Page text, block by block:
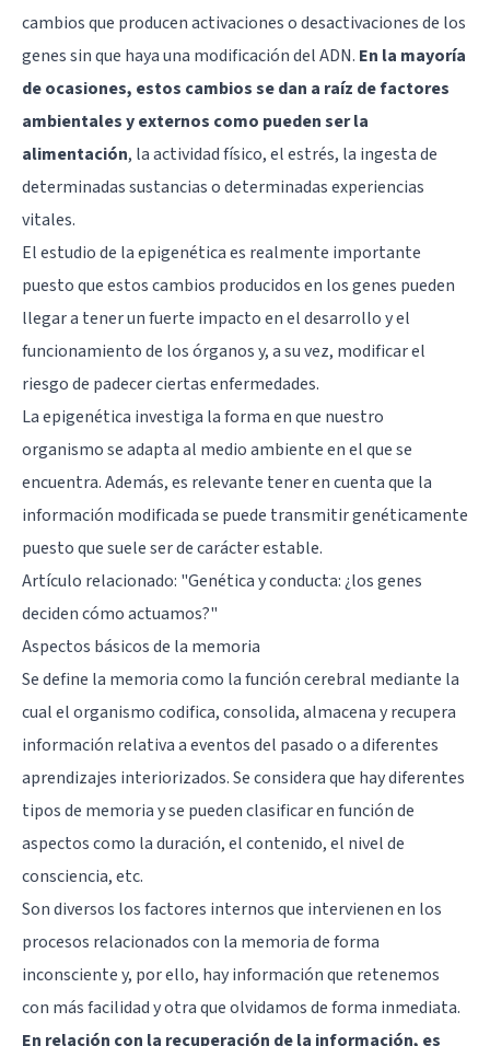
cambios que producen activaciones o desactivaciones de los
genes sin que haya una modificación del ADN. En la mayoría
de ocasiones, estos cambios se dan a raíz de factores
ambientales y externos como pueden ser la
alimentación, la actividad físico, el estrés, la ingesta de
determinadas sustancias o determinadas experiencias
vitales.
El estudio de la epigenética es realmente importante
puesto que estos cambios producidos en los genes pueden
llegar a tener un fuerte impacto en el desarrollo y el
funcionamiento de los órganos y, a su vez, modificar el
riesgo de padecer ciertas enfermedades.
La epigenética investiga la forma en que nuestro
organismo se adapta al medio ambiente en el que se
encuentra. Además, es relevante tener en cuenta que la
información modificada se puede transmitir genéticamente
puesto que suele ser de carácter estable.
Artículo relacionado: "Genética y conducta: ¿los genes
deciden cómo actuamos?"
Aspectos básicos de la memoria
Se define la memoria como la función cerebral mediante la
cual el organismo codifica, consolida, almacena y recupera
información relativa a eventos del pasado o a diferentes
aprendizajes interiorizados. Se considera que hay diferentes
tipos de memoria y se pueden clasificar en función de
aspectos como la duración, el contenido, el nivel de
consciencia, etc.
Son diversos los factores internos que intervienen en los
procesos relacionados con la memoria de forma
inconsciente y, por ello, hay información que retenemos
con más facilidad y otra que olvidamos de forma inmediata.
En relación con la recuperación de la información, es